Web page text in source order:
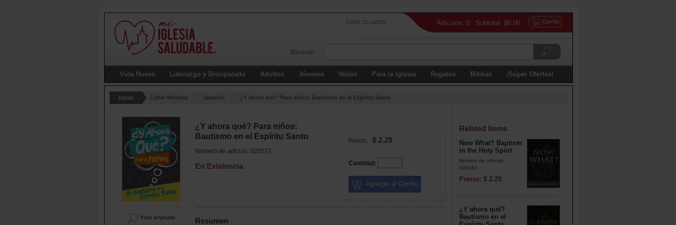
Articulos: 0 Subtotal: $0.00
Pagar mi cuenta
Buscar
Vida Nueva Liderazgo y Discipulado Adultos Jóvenes Niños Para la Iglesia Regalos Biblias ¡Súper Ofertas!
Cyber Monday Spanish ¿Y ahora qué? Para niños: Bautismo en el Espíritu Santo
¿Y ahora qué? Para niños:
Bautismo en el Espíritu Santo
Número de artículo: 020572
En Existencia
Precio: $ 2.29
Cantidad:
Resumen
Related Items
Now What? Baptism
in the Holy Spirit
Número de artículo:
020583
Precio: $ 2.29
¿Y ahora qué?
Bautismo en el